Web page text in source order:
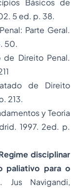
Básicos de
5 ed. p. 38.
Parte Geral.
50.
de Direito Penal.
de Direito
213.
y Teoria
1997. 2ed. p.
disciplinar
paliativo para o
. Jus Navigandi,